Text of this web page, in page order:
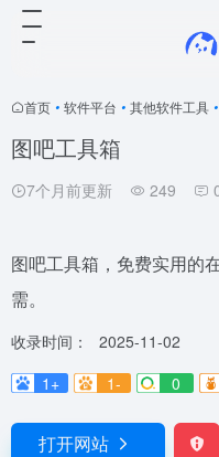
首页 • 软件平台 • 其他软件工具 •
图吧工具箱
7个月前更新 249
图吧工具箱，免费实用的
需。
收录时间：
2025-11-02
1+
1- 0
打开网站